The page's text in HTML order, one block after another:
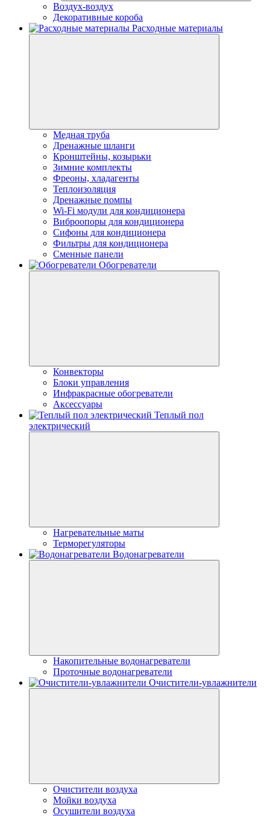
Воздух-воздух
Декоративные короба
Расходные материалы
Медная труба
Дренажные шланги
Кронштейны, козырьки
Зимние комплекты
Фреоны, хладагенты
Теплоизоляция
Дренажные помпы
Wi-Fi модули для кондиционера
Виброопоры для кондиционера
Сифоны для кондиционера
Фильтры для кондиционера
Сменные панели
Обогреватели
Конвекторы
Блоки управления
Инфракрасные обогреватели
Аксессуары
Теплый пол
электрический
Нагревательные маты
Терморегуляторы
Водонагреватели
Накопительные водонагреватели
Проточные водонагреватели
Очистители-увлажнители
Очистители воздуха
Мойки воздуха
Осушители воздуха